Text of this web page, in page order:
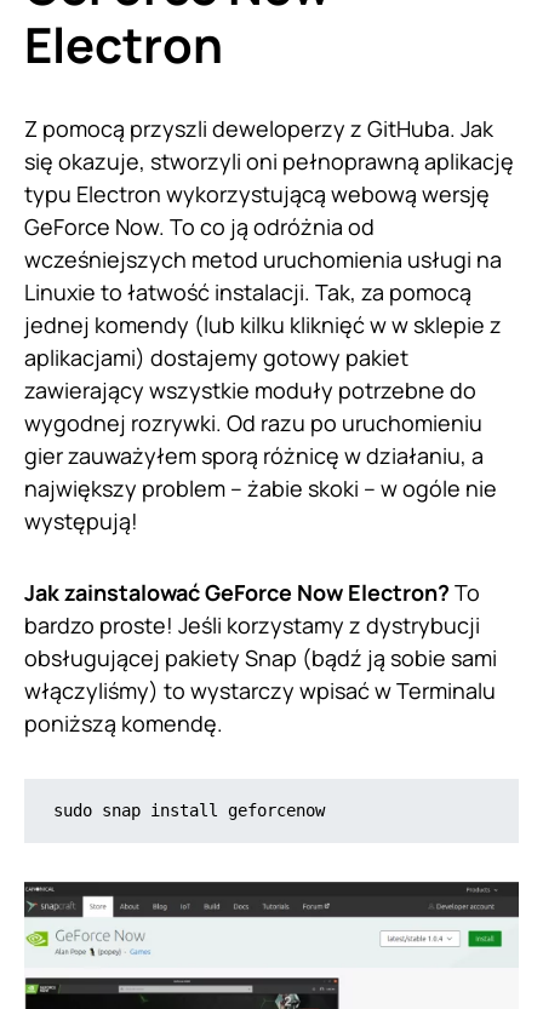
Electron
Z pomocą przyszli deweloperzy z GitHuba. Jak
się okazuje, stworzyli oni pełnoprawną aplikację
typu Electron wykorzystującą webową wersję
GeForce Now. To co ją odróżnia od
wcześniejszych metod uruchomienia usługi na
Linuxie to łatwość instalacji. Tak, za pomocą
jednej komendy (lub kilku kliknięć w w sklepie z
aplikacjami) dostajemy gotowy pakiet
zawierający wszystkie moduły potrzebne do
wygodnej rozrywki. Od razu po uruchomieniu
gier zauważyłem sporą różnicę w działaniu, a
największy problem – żabie skoki – w ogóle nie
występują!
Jak zainstalować GeForce Now Electron? To
bardzo proste! Jeśli korzystamy z dystrybucji
obsługującej pakiety Snap (bądź ją sobie sami
włączyliśmy) to wystarczy wpisać w Terminalu
poniższą komendę.
sudo snap install geforcenow